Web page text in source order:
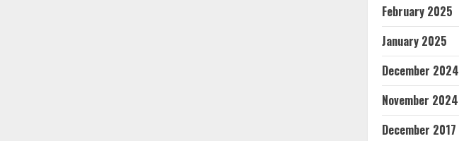
February 2025
January 2025
December 2024
November 2024
December 2017